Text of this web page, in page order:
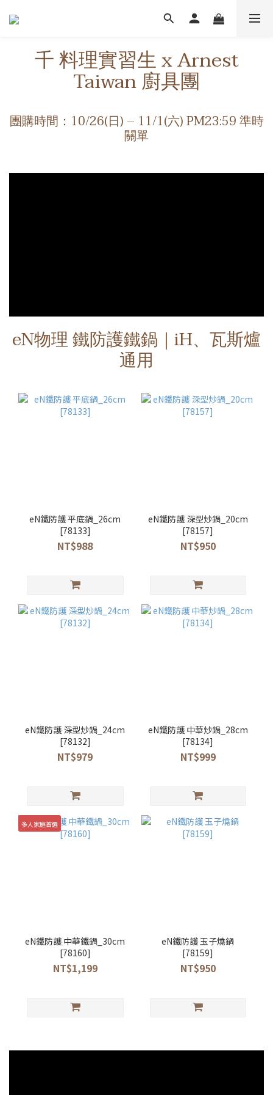
千 料理實習生 x Arnest
Taiwan 廚具團
團購時間：10/26(日) – 11/1(六) PM23:59 準時
關單
eN物理 鐵防護鐵鍋｜iH、瓦斯爐
通用
eN鐵防護 平底鍋_26cm
[78133]
NT$988
eN鐵防護 深型炒鍋_20cm
[78157]
NT$950
eN鐵防護 深型炒鍋_24cm
[78132]
NT$979
eN鐵防護 中華炒鍋_28cm
[78134]
NT$999
多人家庭首選
eN鐵防護 中華鐵鍋_30cm
[78160]
NT$1,199
eN鐵防護 玉子燒鍋
[78159]
NT$950